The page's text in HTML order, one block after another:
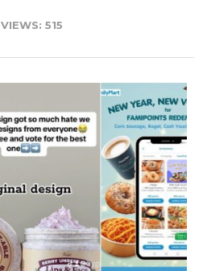
VIEWS: 515